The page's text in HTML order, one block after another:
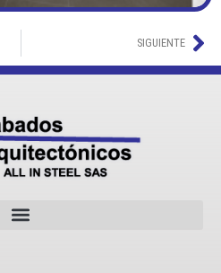
SIGUIENTE